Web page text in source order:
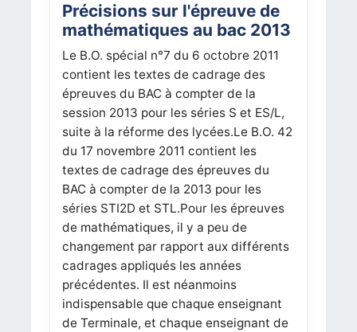
Précisions sur l'épreuve de
mathématiques au bac 2013
Le B.O. spécial n°7 du 6 octobre 2011
contient les textes de cadrage des
épreuves du BAC à compter de la
session 2013 pour les séries S et ES/L,
suite à la réforme des lycées.Le B.O. 42
du 17 novembre 2011 contient les
textes de cadrage des épreuves du
BAC à compter de la 2013 pour les
séries STI2D et STL.Pour les épreuves
de mathématiques, il y a peu de
changement par rapport aux différents
cadrages appliqués les années
précédentes. Il est néanmoins
indispensable que chaque enseignant
de Terminale, et chaque enseignant de